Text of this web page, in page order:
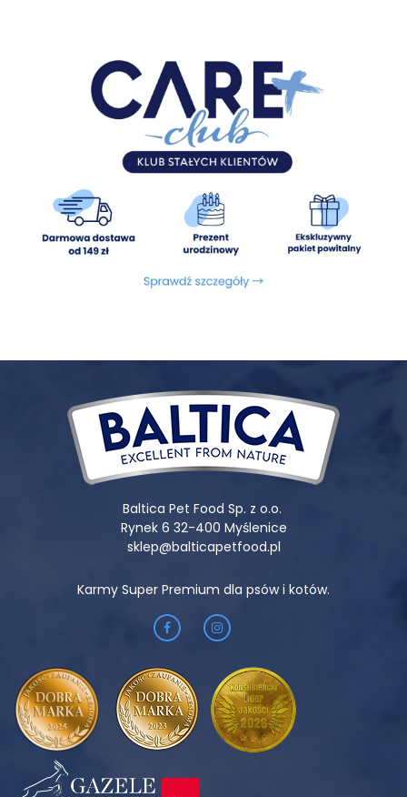
Baltica Pet Food Sp. z o.o.
Rynek 6 32-400 Myślenice
sklep@balticapetfood.pl
Karmy Super Premium dla psów i kotów.